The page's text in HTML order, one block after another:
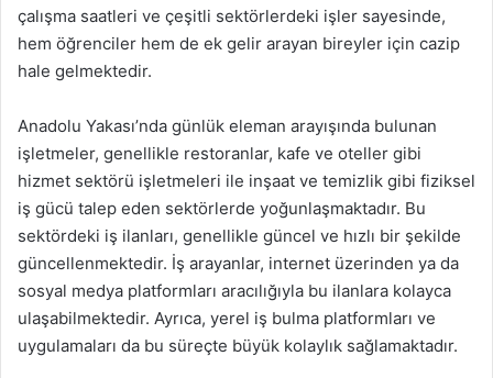
çalışma saatleri ve çeşitli sektörlerdeki işler sayesinde,
hem öğrenciler hem de ek gelir arayan bireyler için cazip
hale gelmektedir.
Anadolu Yakası’nda günlük eleman arayışında bulunan
işletmeler, genellikle restoranlar, kafe ve oteller gibi
hizmet sektörü işletmeleri ile inşaat ve temizlik gibi fiziksel
iş gücü talep eden sektörlerde yoğunlaşmaktadır. Bu
sektördeki iş ilanları, genellikle güncel ve hızlı bir şekilde
güncellenmektedir. İş arayanlar, internet üzerinden ya da
sosyal medya platformları aracılığıyla bu ilanlara kolayca
ulaşabilmektedir. Ayrıca, yerel iş bulma platformları ve
uygulamaları da bu süreçte büyük kolaylık sağlamaktadır.